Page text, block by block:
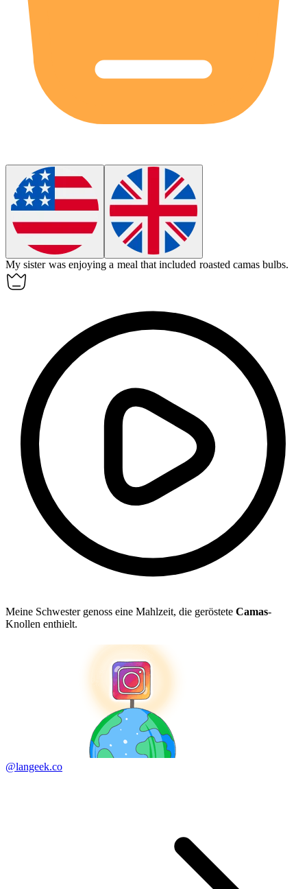
My sister was enjoying a meal that included roasted camas bulbs.
Meine Schwester genoss eine Mahlzeit, die geröstete Camas-
Knollen enthielt.
@langeek.co